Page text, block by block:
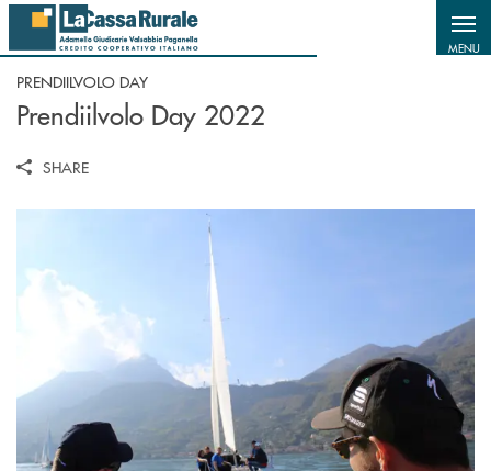
Salta al contenuto principale
MENU
PRENDIILVOLO DAY
Prendiilvolo Day 2022
SHARE